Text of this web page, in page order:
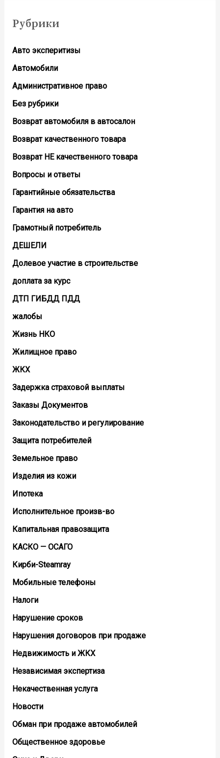
Рубрики
Авто эксперитизы
Автомобили
Административное право
Без рубрики
Возврат автомобиля в автосалон
Возврат кaчественного товара
Возврат НЕ качественного товара
Вопросы и ответы
Гарантийные обязательства
Гарантия на авто
Грамотный потребитель
ДЕШЕЛИ
Долевое участие в строительстве
доплата за курс
ДТП ГИБДД ПДД
жалобы
Жизнь НКО
Жилищное право
ЖКХ
Задержка страховой выплаты
Заказы Документов
Законодательство и регулирование
Защита потребителей
Земельное право
Изделия из кожи
Ипотека
Исполнительное произв-во
Капитальная правозащита
КАСКО — ОСАГО
Кирби-Steamray
Мобильные телефоны
Налоги
Нарушение сроков
Нарушения договоров при продаже
Недвижимость и ЖКХ
Независимая экспертиза
Некачественная услуга
Новости
Обман при продаже автомобилей
Общественное здоровье